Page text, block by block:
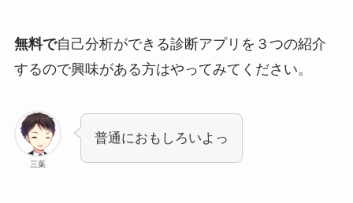
無料で自己分析ができる診断アプリを３つの紹介
するので興味がある方はやってみてください。
三葉
普通におもしろいよっ